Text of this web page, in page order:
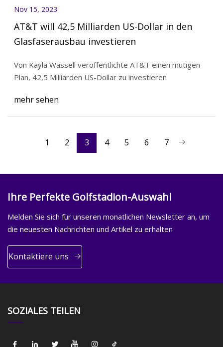
Nov 15, 2023
AT&T will 42,5 Milliarden US-Dollar in den
Glasfaserausbau investieren
Von Kayla Wassell veröffentlichte AT&T einen mutigen
Plan, 42,5 Milliarden US-Dollar zu investieren
mehr sehen
1 2 3 4 5 6 7
Ihre Perfekte Golfstadion-Auswahl
Melden Sie sich für unseren monatlichen Newsletter an, um
die neuesten Nachrichten und Artikel zu erhalten
Kontaktiere uns
SOZIALES TEILEN